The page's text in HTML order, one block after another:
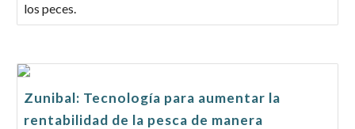
los peces.
Zunibal: Tecnología para aumentar la
rentabilidad de la pesca de manera